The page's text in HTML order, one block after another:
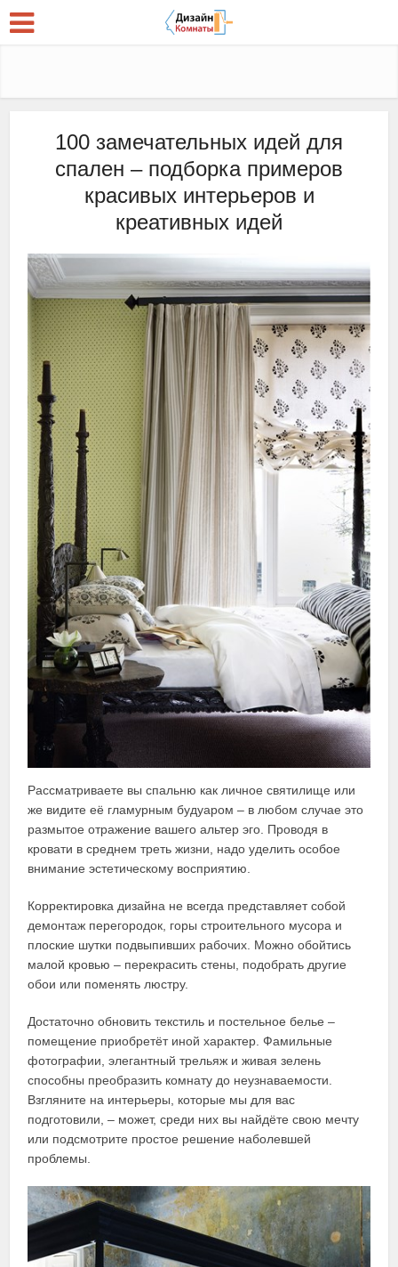
100 замечательных идей для
спален – подборка примеров
красивых интерьеров и
креативных идей
Рассматриваете вы спальню как личное святилище или
же видите её гламурным будуаром – в любом случае это
размытое отражение вашего альтер эго. Проводя в
кровати в среднем треть жизни, надо уделить особое
внимание эстетическому восприятию.
Корректировка дизайна не всегда представляет собой
демонтаж перегородок, горы строительного мусора и
плоские шутки подвыпивших рабочих. Можно обойтись
малой кровью – перекрасить стены, подобрать другие
обои или поменять люстру.
Достаточно обновить текстиль и постельное белье –
помещение приобретёт иной характер. Фамильные
фотографии, элегантный трельяж и живая зелень
способны преобразить комнату до неузнаваемости.
Взгляните на интерьеры, которые мы для вас
подготовили, – может, среди них вы найдёте свою мечту
или подсмотрите простое решение наболевшей
проблемы.